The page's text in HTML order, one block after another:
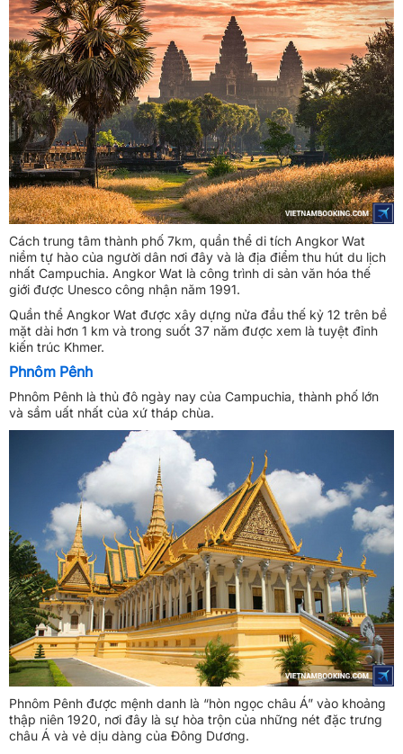
Cách trung tâm thành phố 7km, quần thể di tích Angkor Wat
niềm tự hào của người dân nơi đây và là địa điểm thu hút du lịch
nhất Campuchia. Angkor Wat là công trình di sản văn hóa thế
giới được Unesco công nhận năm 1991.
Quần thể Angkor Wat được xây dựng nửa đầu thế kỷ 12 trên bề
mặt dài hơn 1 km và trong suốt 37 năm được xem là tuyệt đỉnh
kiến trúc Khmer.
Phnôm Pênh
Phnôm Pênh là thủ đô ngày nay của Campuchia, thành phố lớn
và sầm uất nhất của xứ tháp chùa.
Phnôm Pênh được mệnh danh là “hòn ngọc châu Á” vào khoảng
thập niên 1920, nơi đây là sự hòa trộn của những nét đặc trưng
châu Á và vẻ dịu dàng của Đông Dương.